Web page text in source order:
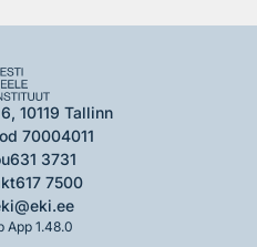
10119 Tallinn
70004011
631 3731
617 7500
App 1.48.0